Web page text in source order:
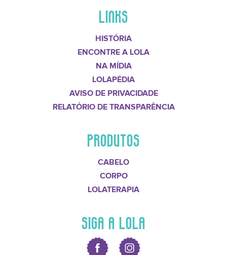
LINKS
HISTÓRIA
ENCONTRE A LOLA
NA MÍDIA
LOLAPÉDIA
AVISO DE PRIVACIDADE
RELATÓRIO DE TRANSPARÊNCIA
PRODUTOS
CABELO
CORPO
LOLATERAPIA
SIGA A LOLA